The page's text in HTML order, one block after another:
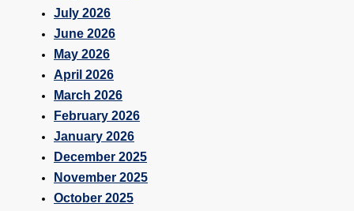
July 2026
June 2026
May 2026
April 2026
March 2026
February 2026
January 2026
December 2025
November 2025
October 2025